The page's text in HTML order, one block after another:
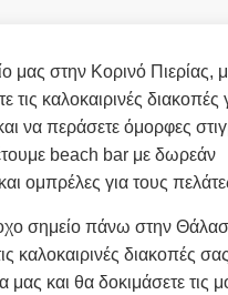
μας στην Κορινό Πιερίας,
τις καλοκαιρινές διακοπές
να περάσετε όμορφες
beach bar με δωρεάν
ομπρέλες για τους
σημείο πάνω στην
καλοκαιρινές διακοπές
μας και θα δοκιμάσετε τις